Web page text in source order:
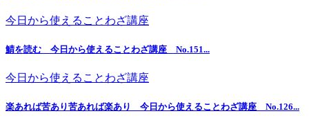
今日から使えることわざ講座
鯖を読む 今日から使えることわざ講座 No.151...
今日から使えることわざ講座
楽あれば苦あり苦あれば楽あり 今日から使えることわざ講座 No.126...